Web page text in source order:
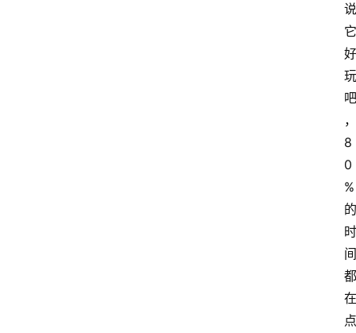
说
它
好
玩
吧
，
8
0
%
的
时
间
都
在
点